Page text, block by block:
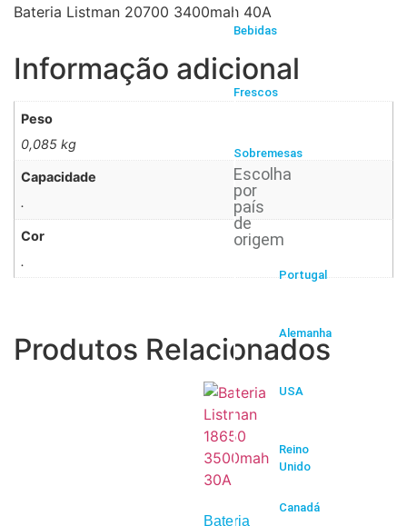
Bebidas
Frescos
Sobremesas
Escolha
por
país
de
origem
Portugal
Alemanha
USA
Reino
Unido
Canadá
Bateria Listman 20700 3400mah 40A
Informação adicional
Peso
0,085 kg
Capacidade
.
Cor
.
Produtos Relacionados
Bateria